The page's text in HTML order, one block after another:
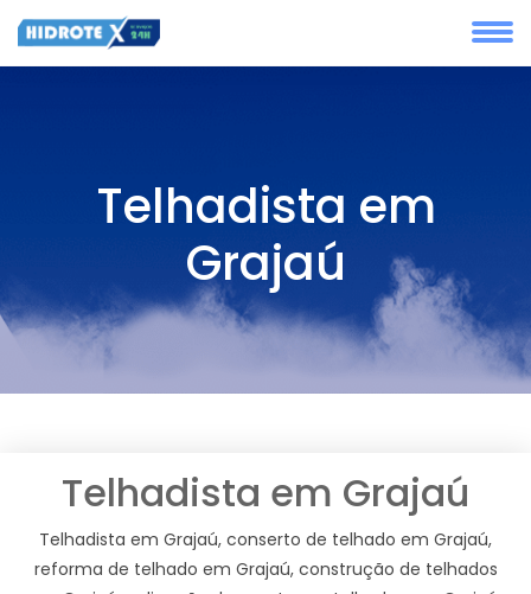
Telhadista em
Grajaú
Telhadista em Grajaú
Telhadista em Grajaú, conserto de telhado em Grajaú,
reforma de telhado em Grajaú, construção de telhados